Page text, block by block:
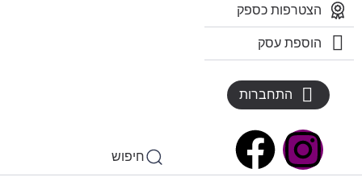
הצטרפות כספק
הוספת עסק
התחברות
חיפוש